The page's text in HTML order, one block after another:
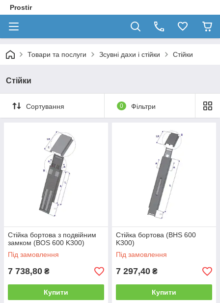
Prostir
Товари та послуги Зсувні дахи і стійки Стійки
Стійки
Сортування 0 Фільтри
Стійка бортова з подвійним
замком (BOS 600 K300)
Під замовлення
7 738,80 ₴
Купити
Стійка бортова (BHS 600
K300)
Під замовлення
7 297,40 ₴
Купити